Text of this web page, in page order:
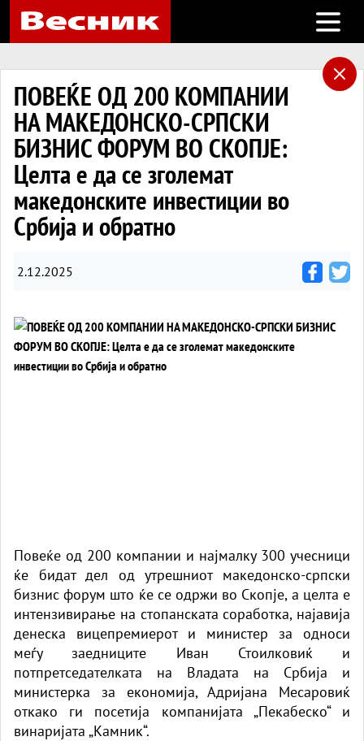
Open
ПОВЕЌЕ ОД 200 КОМПАНИИ
НА МАКЕДОНСКО-СРПСКИ
БИЗНИС ФОРУМ ВО СКОПЈЕ:
Целта е да се зголемат
македонските инвестиции во
Србија и обратно
2.12.2025
Повеќе од 200 компании и најмалку 300 учесници
ќе бидат дел од утрешниот македонско-српски
бизнис форум што ќе се одржи во Скопје, а целта е
интензивирање на стопанската соработка, најавија
денеска вицепремиерот и министер за односи
меѓу заедниците Иван Стоилковиќ и
потпретседателката на Владата на Србија и
министерка за економија, Адријана Месаровиќ
откако ги посетија компанијата „Пекабеско“ и
винаријата „Камник“.